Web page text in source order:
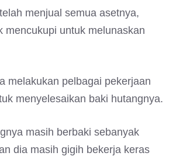
menjual semua asetnya,
mencukupi untuk melunaskan
melakukan pelbagai pekerjaan
menyelesaikan baki hutangnya.
masih berbaki sebanyak
dia masih gigih bekerja keras